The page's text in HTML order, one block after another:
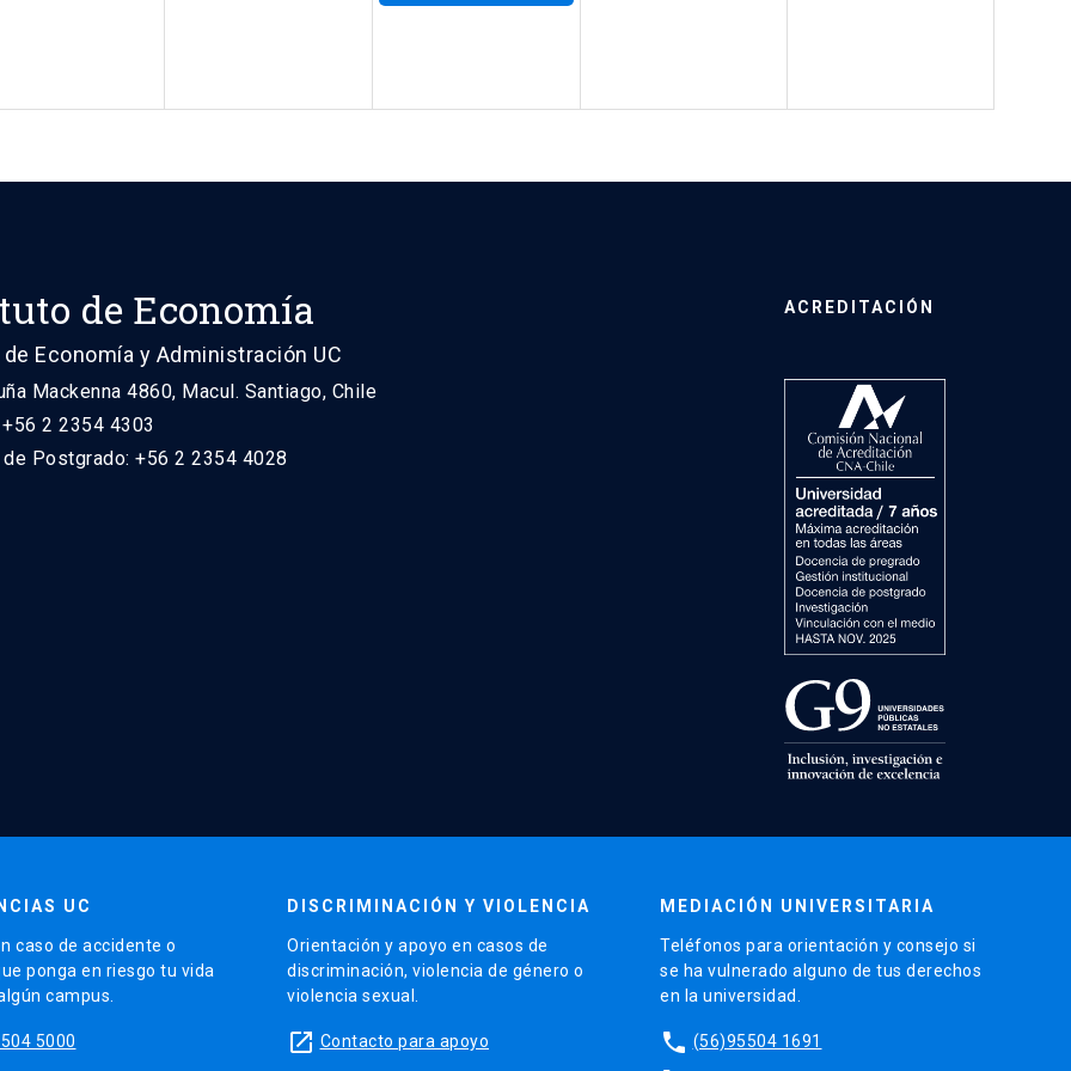
de Economía
Economía y Administración UC
Mackenna 4860, Macul. Santiago, Chile
2 2354 4303
Postgrado: +56 2 2354 4028
ACREDITACIÓN
UC
caso de accidente o
ponga en riesgo tu vida
campus.
5000
DISCRIMINACIÓN Y VIOLENCIA
Orientación y apoyo en casos de
discriminación, violencia de género o
violencia sexual.
launch Contacto para apoyo
MEDIACIÓN UNIVERSITARIA
Teléfonos para orientación y consejo si
se ha vulnerado alguno de tus derechos
en la universidad.
phone (56)95504 1691